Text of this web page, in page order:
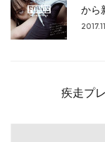
から
疾走プ